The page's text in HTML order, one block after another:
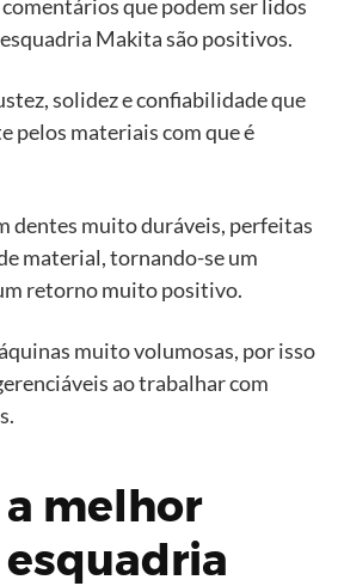
que podem ser lidos
Makita são positivos.
solidez e confiabilidade que
pelos materiais com que é
dentes muito duráveis, perfeitas
material, tornando-se um
retorno muito positivo.
muito volumosas, por isso
​​ao trabalhar com
melhor